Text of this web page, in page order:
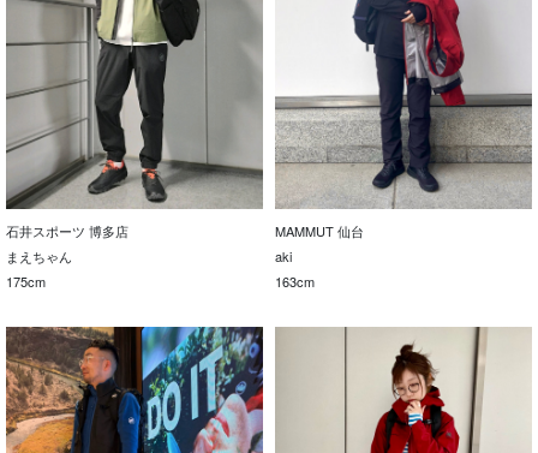
石井スポーツ 博多店
まえちゃん
175cm
MAMMUT 仙台
aki
163cm